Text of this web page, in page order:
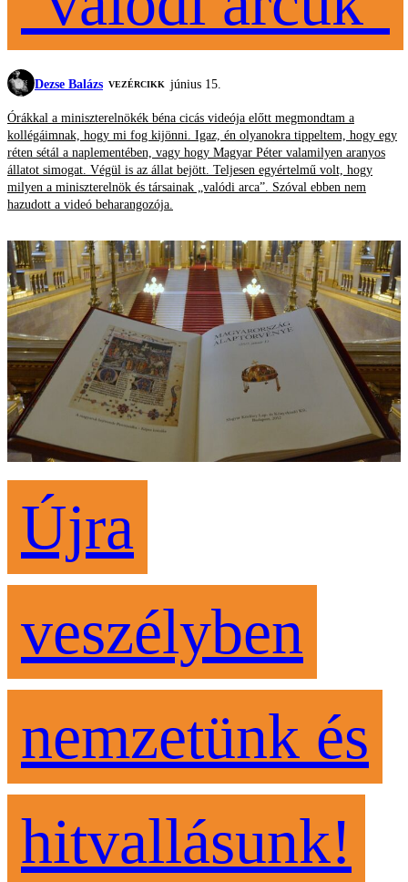
Dezse Balázs VEZÉRCIKK június 15.
Órákkal a miniszterelnökék béna cicás videója előtt megmondtam a
kollégáimnak, hogy mi fog kijönni. Igaz, én olyanokra tippeltem, hogy egy
réten sétál a naplementében, vagy hogy Magyar Péter valamilyen aranyos
állatot simogat. Végül is az állat bejött. Teljesen egyértelmű volt, hogy
milyen a miniszterelnök és társainak „valódi arca”. Szóval ebben nem
hazudott a videó beharangozója.
Újra
veszélyben
nemzetünk és
hitvallásunk!